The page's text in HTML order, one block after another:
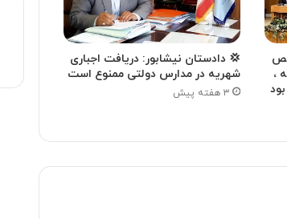
،
💢 دادستان نیشابور: دریافت اجباری
شهریه در مدارس دولتی ممنوع است
۳ هفته پیش